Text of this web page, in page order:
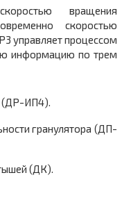
вращения
скоростью
управляет процессом
информацию по трем
(ДР-ИП4).
гранулятора (ДП-
(ДК).